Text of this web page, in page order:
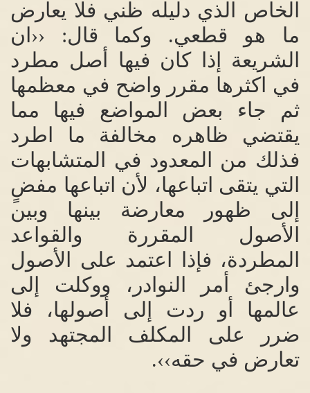
الخاص الذي دليله ظني فلا يعارض
ما هو قطعي. وكما قال: ‹‹ان
الشريعة إذا كان فيها أصل مطرد
في اكثرها مقرر واضح في معظمها
ثم جاء بعض المواضع فيها مما
يقتضي ظاهره مخالفة ما اطرد
فذلك من المعدود في المتشابهات
التي يتقى اتباعها، لأن اتباعها مفضٍ
إلى ظهور معارضة بينها وبين
الأصول المقررة والقواعد
المطردة، فإذا اعتمد على الأصول
وارجئ أمر النوادر، ووكلت إلى
عالمها أو ردت إلى أصولها، فلا
ضرر على المكلف المجتهد ولا
تعارض في حقه››.